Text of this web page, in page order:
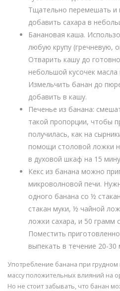
Тщательно перемешать
добавить сахара в
Банановая каша.
любую крупу (гречневую,
Отварить кашу до
небольшой кусочек масла
Измельчить банан до
добавить в кашу.
Печенье из банана:
такой пропорции, чтобы
получилась, как на
помощи столовой ложки
в духовой шкаф на 15
Кекс из банана можно
микроволновой печи.
одного банана со ½
стакан муки, ½ чайной
ложки сахара, и 50 грамм
Поместить
выпекать в течение 20-30
Употребление банана при
массу положительных влияний на
Но не стоит забывать, что банан